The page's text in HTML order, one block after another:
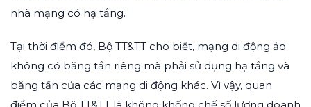
nhà mạng có hạ tầng.
Tại thời điểm đó, Bộ TT&TT cho biết, mạng di động ảo
không có băng tần riêng mà phải sử dụng hạ tầng và
băng tần của các mạng di động khác. Vì vậy, quan
điểm của Bộ TT&TT là không khống chế số lượng doanh